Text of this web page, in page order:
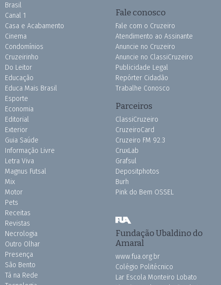
Brasil
Canal 1
Casa e Acabamento
Cinema
Condomínios
Cruzeirinho
Do Leitor
Educação
Educa Mais Brasil
Esporte
Economia
Editorial
Exterior
Guia Saúde
Informação Livre
Letra Viva
Magnus Futsal
Mix
Motor
Pets
Receitas
Revistas
Necrologia
Outro Olhar
Presença
São Bento
Tá na Rede
Fale conosco
Fale com o Cruzeiro
Atendimento ao Assinante
Anuncie no Cruzeiro
Anuncie no ClassiCruzeiro
Publicidade Legal
Repórter Cidadão
Trabalhe Conosco
Parceiros
ClassiCruzeiro
CruzeiroCard
Cruzeiro FM 92.3
CruxLab
Grafsul
Depositphotos
Burh
Pink do Bem OSSEL
Fundação Ubaldino do
Amaral
www.fua.org.br
Colégio Politécnico
Lar Escola Monteiro Lobato